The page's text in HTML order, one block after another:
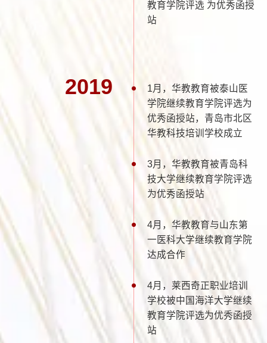
教育学院评选 为优秀函授
站
2019
1月，华教教育被泰山医
学院继续教育学院评选为
优秀函授站，青岛市北区
华教科技培训学校成立
3月，华教教育被青岛科
技大学继续教育学院评选
为优秀函授站
4月，华教教育与山东第
一医科大学继续教育学院
达成合作
4月，莱西奇正职业培训
学校被中国海洋大学继续
教育学院评选为优秀函授
站